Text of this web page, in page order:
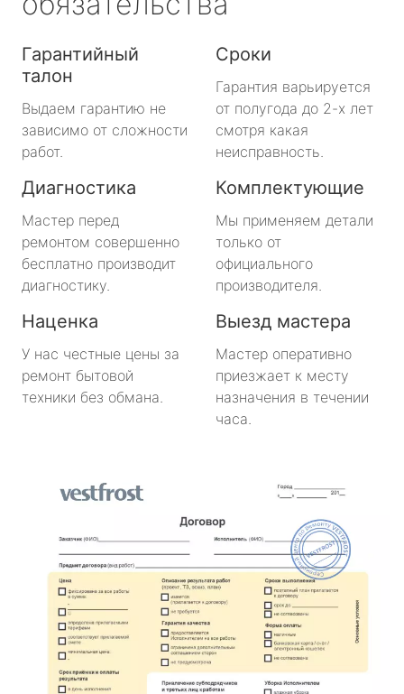
Гарантийный
талон
Выдаем гарантию не
зависимо от сложности
работ.
Сроки
Гарантия варьируется
от полугода до 2-х лет
смотря какая
неисправность.
Диагностика
Мастер перед
ремонтом совершенно
бесплатно производит
диагностику.
Комплектующие
Мы применяем детали
только от
официального
производителя.
Наценка
У нас честные цены за
ремонт бытовой
техники без обмана.
Выезд мастера
Мастер оперативно
приезжает к месту
назначения в течении
часа.